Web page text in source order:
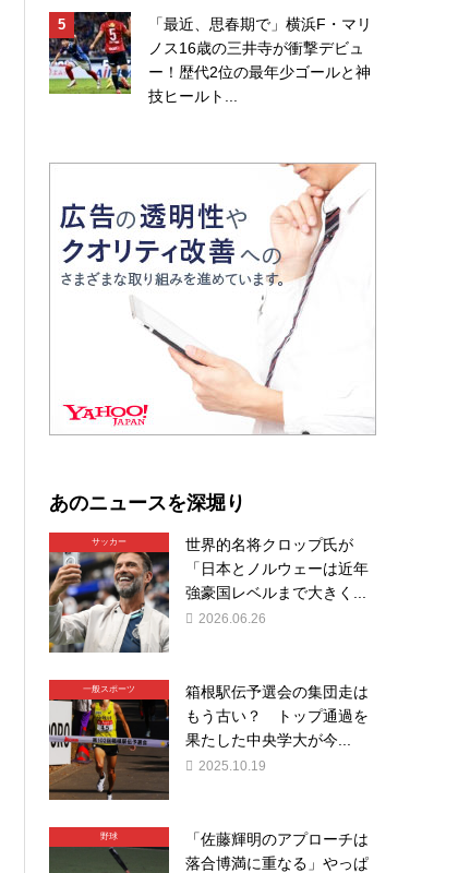
「最近、思春期で」横浜F・マリ
ノス16歳の三井寺が衝撃デビュ
ー！歴代2位の最年少ゴールと神
技ヒールト...
あのニュースを深堀り
サッカー
世界的名将クロップ氏が
「日本とノルウェーは近年
強豪国レベルまで大きく...
2026.06.26
一般スポーツ
箱根駅伝予選会の集団走は
もう古い？ トップ通過を
果たした中央学大が今...
2025.10.19
野球
「佐藤輝明のアプローチは
落合博満に重なる」やっぱ